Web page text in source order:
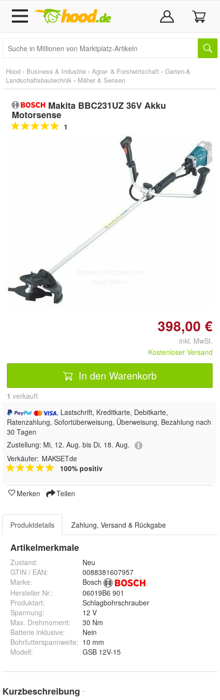
Hood › Business & Industrie › Agrar- & Forstwirtschaft › Garten-&
Landschaftsbautechnik › Mäher & Sensen
Makita BBC231UZ 36V Akku
Motorsense
1
398,00 €
inkl. MwSt.
Kostenloser Versand
In den Warenkorb
1 verkauft
, Lastschrift, Kreditkarte, Debitkarte,
Ratenzahlung, Sofortüberweisung, Überweisung, Bezahlung nach
30 Tagen
Zustellung: Mi, 12. Aug. bis Di, 18. Aug.
Verkäufer: MAKSETde
100% positiv
Merken Teilen
Produktdetails Zahlung, Versand & Rückgabe
Artikelmerkmale
Zustand:
Neu
GTIN / EAN:
0088381607957
Marke:
Bosch
Hersteller Nr.:
06019B6 901
Produktart:
Schlagbohrschrauber
Spannung:
12 V
Max. Drehmoment:
30 Nm
Batterie inklusive:
Nein
Bohrfutterspannweite: 10 mm
Modell: GSB 12V-15
Kurzbeschreibung *